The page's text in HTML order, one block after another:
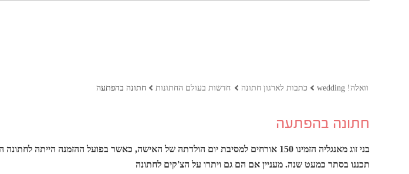
וואלה! wedding כתבות לארגון חתונה חדשות בעולם החתונות חתונה בהפתעה
חתונה בהפתעה
בני זוג מאנגליה הזמינו 150 אורחים למסיבת יום הולדתה של האישה, כאשר בפועל ההזמנה הייתה
תכננו בסתר כמעט שנה. מעניין אם הם גם ויתרו על הצ'קים לחתונה